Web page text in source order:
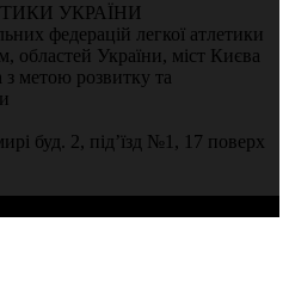
УКРАЇНИ
федерацій легкої атлетики
областей України, міст Києва
з метою розвитку та
буд. 2, під’їзд №1, 17 поверх